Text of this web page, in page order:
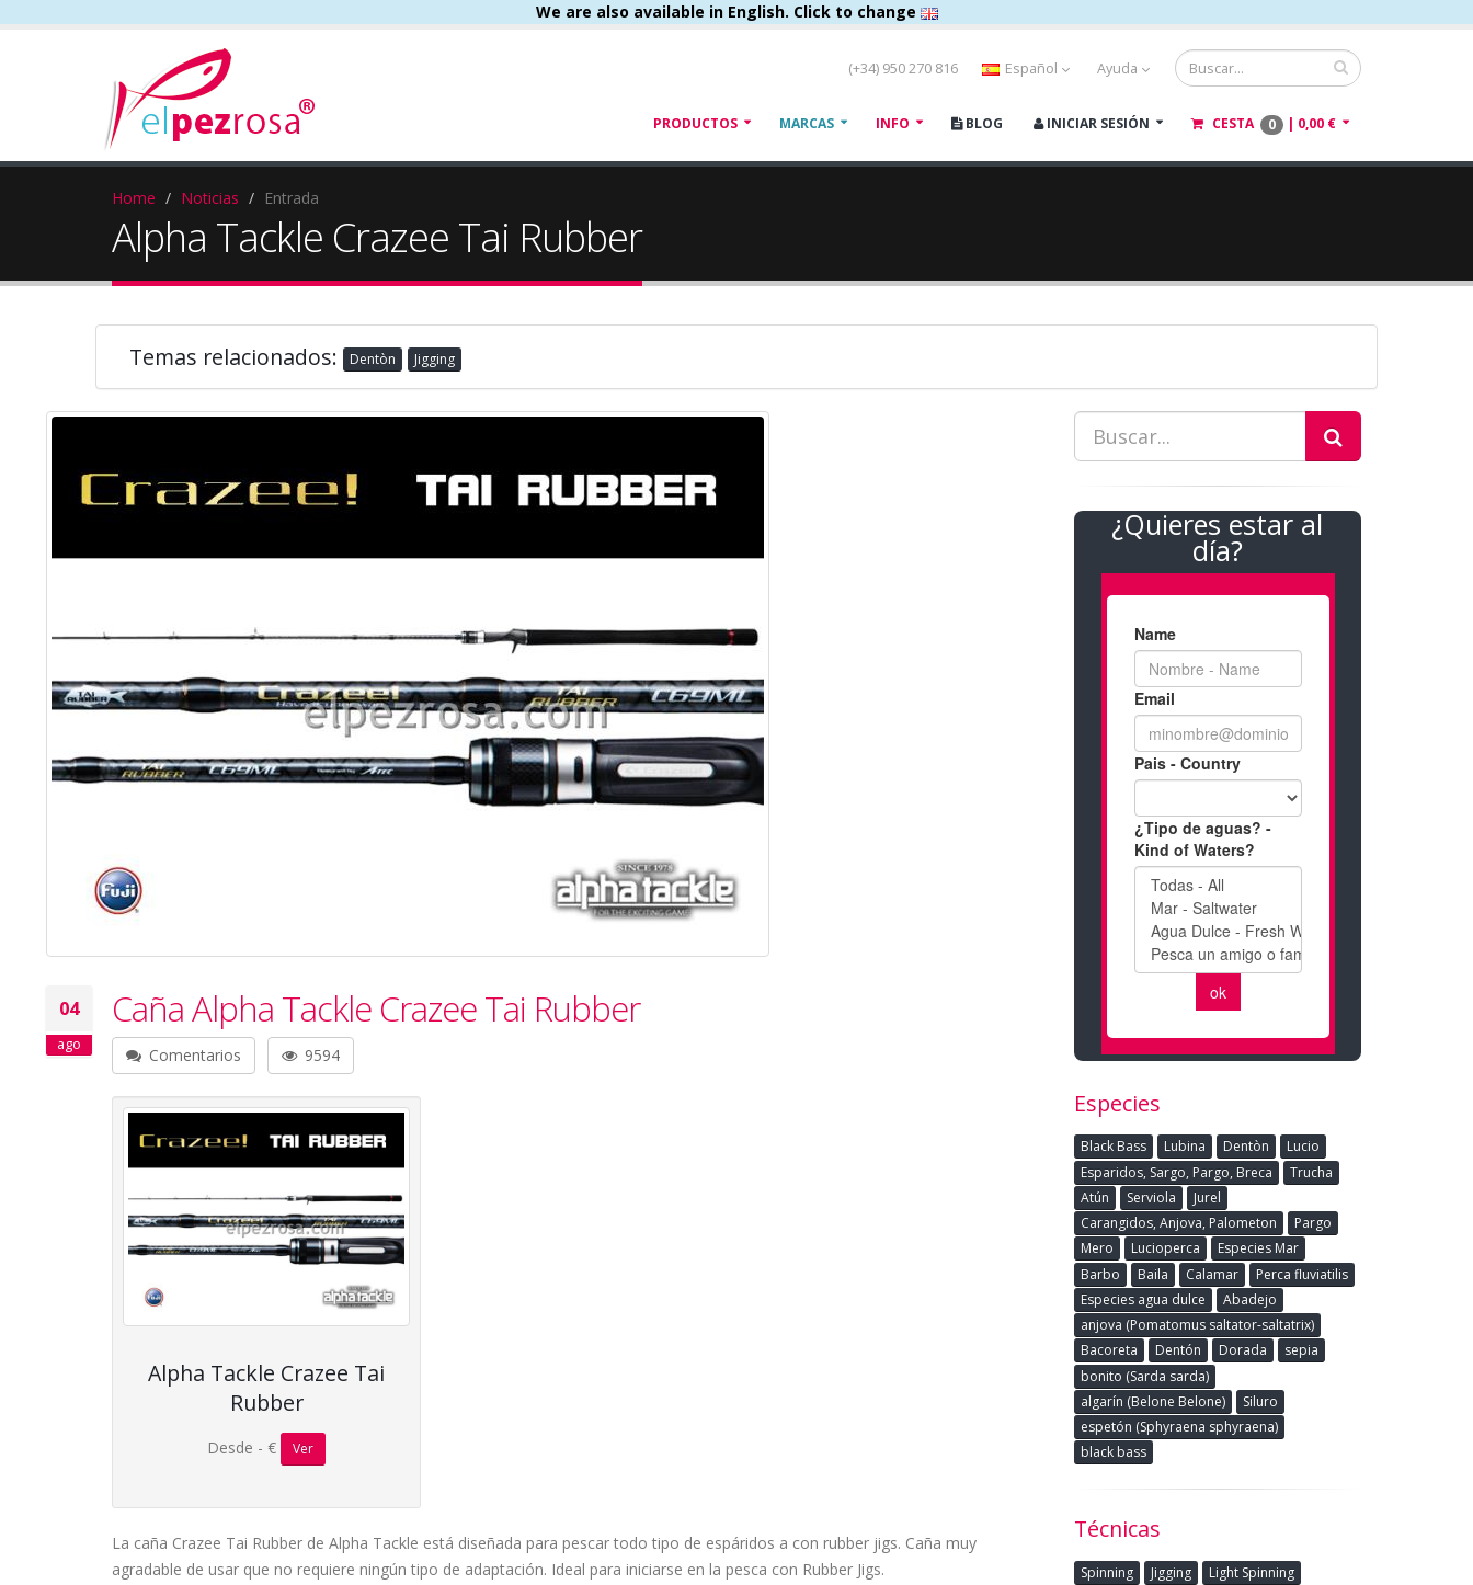
We are also available in English. Click to change
(+34) 950 270 816 Español Ayuda
PRODUCTOS MARCAS INFO BLOG INICIAR SESIÓN CESTA 0 | 0,00 €
Home Noticias Entrada
Alpha Tackle Crazee Tai Rubber
Temas relacionados: Dentòn Jigging
04
ago
Caña Alpha Tackle Crazee Tai Rubber
Comentarios 9594
Alpha Tackle Crazee Tai
Rubber
Desde - € Ver
La caña Crazee Tai Rubber de Alpha Tackle está diseñada para pescar todo tipo de espáridos a con rubber jigs. Caña muy
agradable de usar que no requiere ningún tipo de adaptación. Ideal para iniciarse en la pesca con Rubber Jigs.
¿Quieres estar al
día?
Especies
Black Bass Lubina Dentòn
Lucio
Esparidos, Sargo, Pargo, Breca
Trucha
Atún
Serviola
Jurel
Carangidos, Anjova, Palometon
Pargo
Mero
Lucioperca
Especies Mar
Barbo
Baila Calamar
Perca fluviatilis
Especies agua dulce
Abadejo
anjova (Pomatomus saltator-saltatrix)
Bacoreta
Dentón Dorada
sepia
bonito (Sarda sarda)
algarín (Belone Belone)
Siluro
espetón (Sphyraena sphyraena)
black bass
Técnicas
Spinning Jigging
Light Spinning